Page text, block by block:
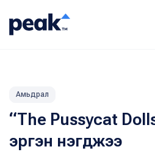
Амьдрал
“The Pussycat
эргэн нэгджээ